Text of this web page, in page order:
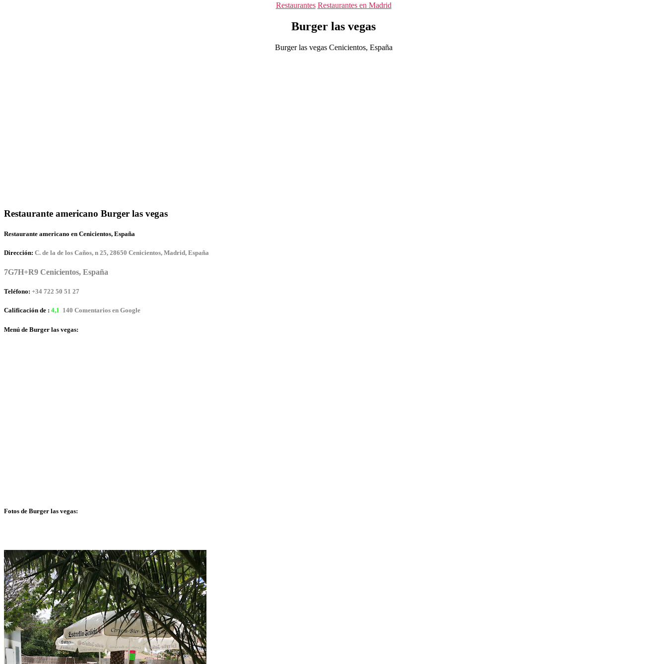
Categorías
Restaurantes Restaurantes en Madrid
Burger las vegas
Burger las vegas Cenicientos, España
Restaurante americano Burger las vegas
Restaurante americano en Cenicientos, España
Dirección: C. de la de los Caños, n 25, 28650 Cenicientos, Madrid, España
7G7H+R9 Cenicientos, España
Teléfono: +34 722 50 51 27
Calificación de : 4,1 140 Comentarios en Google
Menú de Burger las vegas:
Fotos de Burger las vegas: